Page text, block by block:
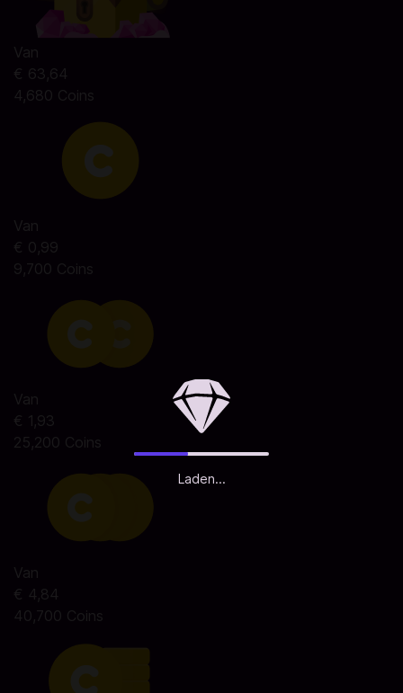
Laden...
Van
€ 63,64
4,680 Coins
Van
€ 0,99
9,700 Coins
Van
€ 1,93
25,200 Coins
Van
€ 4,84
40,700 Coins